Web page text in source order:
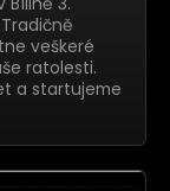
veškeré
ratolesti.
a startujeme